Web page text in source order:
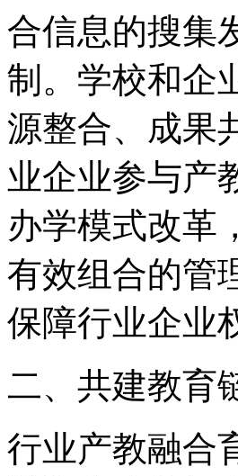
合信息的搜集
制。学校和企
源整合、成果
业企业参与产
办学模式改革
有效组合的管
保障行业企业
二、共建教育
行业产教融合